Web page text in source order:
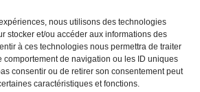
nous utilisons des technologies
stocker et/ou accéder aux informations des
à ces technologies nous permettra de traiter
comportement de navigation ou les ID uniques
consentir ou de retirer son consentement peut
caractéristiques et fonctions.
Meung-sur-Loire
02 38 46 94 94
sur-loire.com